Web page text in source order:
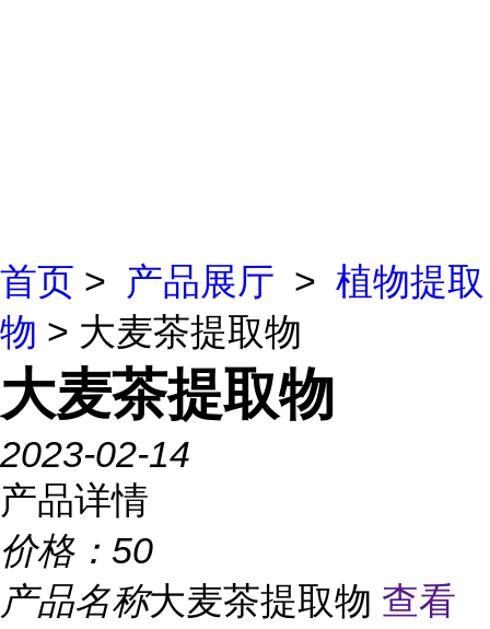
首页 > 产品展厅 > 植物提取
物 > 大麦茶提取物
大麦茶提取物
2023-02-14
产品详情
价格： 50
产品名称大麦茶提取物 查看